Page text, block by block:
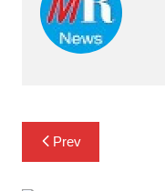
Navigasi
pos
Prev